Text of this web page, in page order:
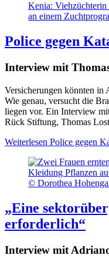
Kenia:
an einem
Police gegen
Interview mit
Versicherungen könnten in
Wie genau, versucht die
liegen vor. Ein Interview
Rück Stiftung, Thomas
Weiterlesen Police gegen
© Dorothea
„Eine
erforderlich“
Interview mit